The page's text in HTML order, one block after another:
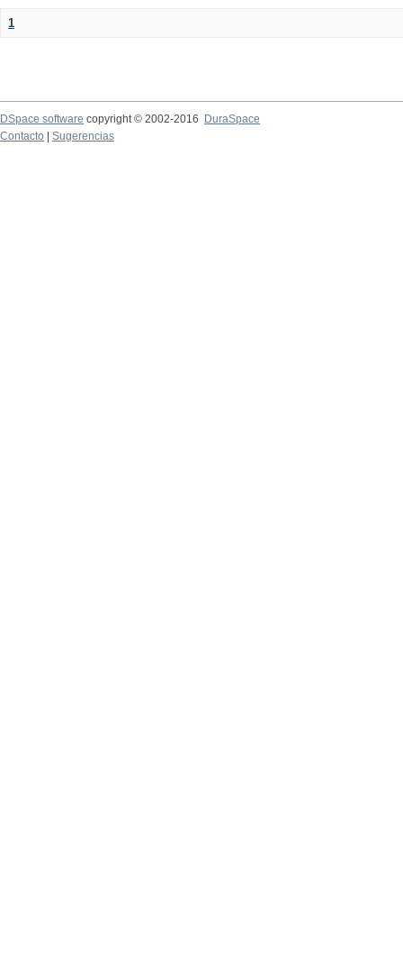
1
DSpace software copyright © 2002-2016
DuraSpace
Contacto
Sugerencias